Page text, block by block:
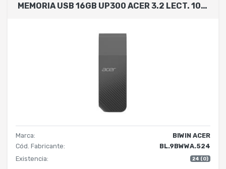
MEMORIA USB 16GB UP300 ACER 3.2 LECT. 100MB/S ESCRIT. 30MB/S COLOR NEGRO BL.9BWWA.524
Marca:
BIWIN ACER
Cód. Fabricante:
BL.9BWWA.524
Existencia:
24 (0)